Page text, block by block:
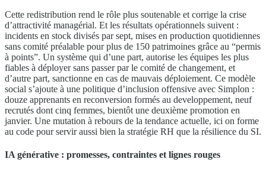
Cette redistribution rend le rôle plus soutenable et corrige la crise
d’attractivité managérial. Et les résultats opérationnels suivent :
incidents en stock divisés par sept, mises en production quotidiennes
sans comité préalable pour plus de 150 patrimoines grâce au “permis
à points”. Un système qui d’une part, autorise les équipes les plus
fiables à déployer sans passer par le comité de changement, et
d’autre part, sanctionne en cas de mauvais déploiement. Ce modèle
social s’ajoute à une politique d’inclusion offensive avec Simplon :
douze apprenants en reconversion formés au developpement, neuf
recrutés dont cinq femmes, bientôt une deuxième promotion en
janvier. Une mutation à rebours de la tendance actuelle, ici on forme
au code pour servir aussi bien la stratégie RH que la résilience du SI.
IA générative : promesses, contraintes et lignes rouges